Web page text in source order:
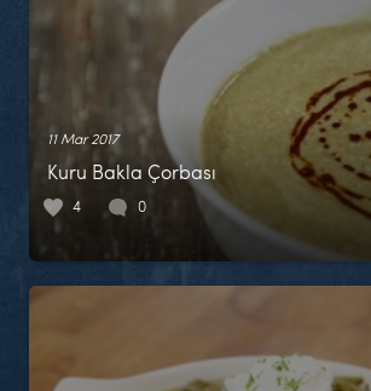
11 Mar 2017
Kuru Bakla Çorbası
4 0